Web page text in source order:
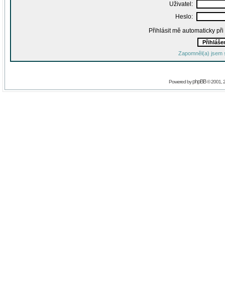
Uživatel:
Heslo:
Přihlásit mě automaticky
Zapomněl(a) jsem
Powered byphpBB© 2001,